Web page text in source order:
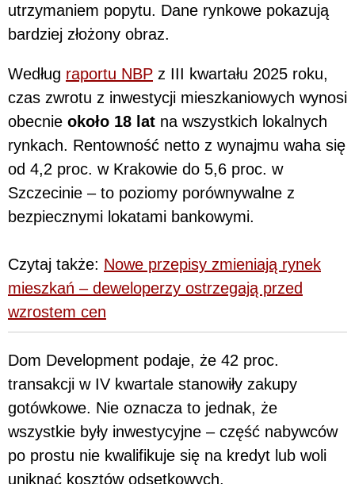
utrzymaniem popytu. Dane rynkowe pokazują
bardziej złożony obraz.
Według raportu NBP z III kwartału 2025 roku,
czas zwrotu z inwestycji mieszkaniowych wynosi
obecnie około 18 lat na wszystkich lokalnych
rynkach. Rentowność netto z wynajmu waha się
od 4,2 proc. w Krakowie do 5,6 proc. w
Szczecinie – to poziomy porównywalne z
bezpiecznymi lokatami bankowymi.
Czytaj także: Nowe przepisy zmieniają rynek
mieszkań – deweloperzy ostrzegają przed
wzrostem cen
Dom Development podaje, że 42 proc.
transakcji w IV kwartale stanowiły zakupy
gotówkowe. Nie oznacza to jednak, że
wszystkie były inwestycyjne – część nabywców
po prostu nie kwalifikuje się na kredyt lub woli
uniknąć kosztów odsetkowych.